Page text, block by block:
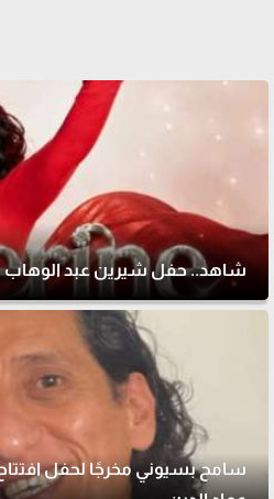
شاهد.. حفل شيرين عبد الوهاب
سامح بسيوني مخرجًا لحفل